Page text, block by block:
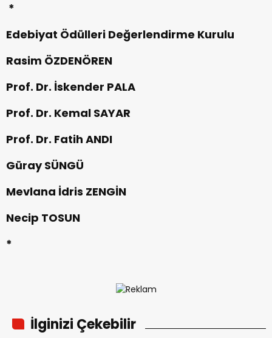
*
Edebiyat Ödülleri Değerlendirme Kurulu
Rasim ÖZDENÖREN
Prof. Dr. İskender PALA
Prof. Dr. Kemal SAYAR
Prof. Dr. Fatih ANDI
Güray SÜNGÜ
Mevlana İdris ZENGİN
Necip TOSUN
*
İlginizi Çekebilir